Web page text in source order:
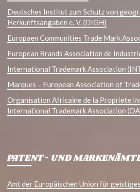
Deutsches Institut zum Schutz von
Herkunftsangaben e. V. (DIGH)
Europaen Communities Trade Mark
European Brands Association de
International Trademark Association
Marques – European Association of
Organisation Africaine de la Propriete
International Trademark Association
PATENT- UND
Amt der Europäischen Union für